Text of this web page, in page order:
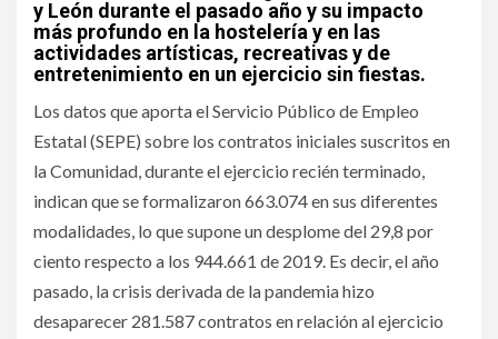
y León durante el pasado año y su impacto
más profundo en la hostelería y en las
actividades artísticas, recreativas y de
entretenimiento en un ejercicio sin fiestas.
Los datos que aporta el Servicio Público de Empleo
Estatal (SEPE) sobre los contratos iniciales suscritos en
la Comunidad, durante el ejercicio recién terminado,
indican que se formalizaron 663.074 en sus diferentes
modalidades, lo que supone un desplome del 29,8 por
ciento respecto a los 944.661 de 2019. Es decir, el año
pasado, la crisis derivada de la pandemia hizo
desaparecer 281.587 contratos en relación al ejercicio